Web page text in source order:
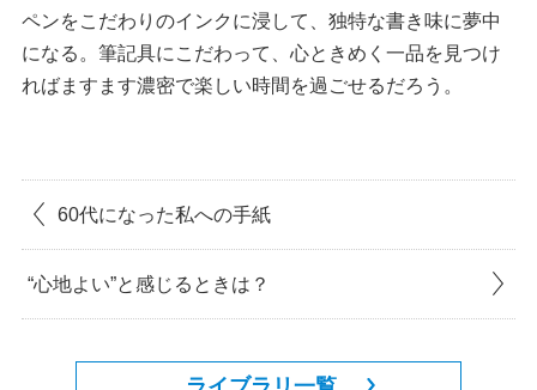
ペンをこだわりのインクに浸して、独特な書き味に夢中
になる。筆記具にこだわって、心ときめく一品を見つけ
ればますます濃密で楽しい時間を過ごせるだろう。
60代になった私への手紙
“心地よい”と感じるときは？